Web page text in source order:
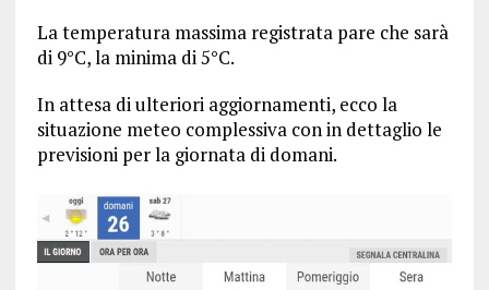
La temperatura massima registrata pare che sarà
di 9°C, la minima di 5°C.
In attesa di ulteriori aggiornamenti, ecco la
situazione meteo complessiva con in dettaglio le
previsioni per la giornata di domani.